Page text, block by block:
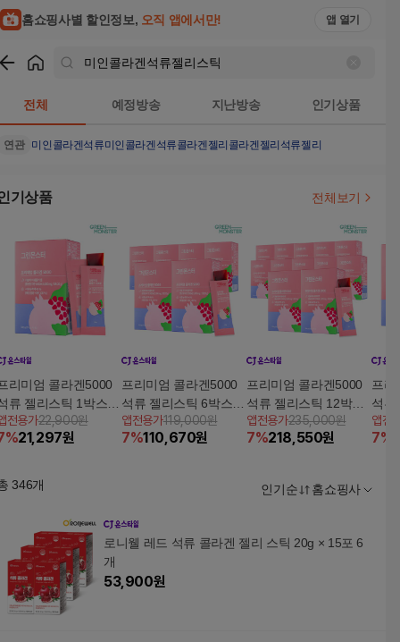
홈쇼핑사별 할인정보, 오직 앱에서만! 앱 열기
전체 예정방송 지난방송 인기상품
연관 미인콜라겐석류미인콜라겐 석류콜라겐젤리 콜라겐젤리 석류젤리
기상품 전체보기
리미엄 콜라겐5000
류 젤리스틱 1박스
일분)
전용가22,900원
%21,297원
프리미엄 콜라겐5000
석류 젤리스틱 6박스
(3개월분)
앱전용가119,000원
7%110,670원
프리미엄 콜라겐5000
석류 젤리스틱 12박스
(6개월분)
앱전용가235,000원
7%218,550원
프리
석류
(1개
앱전
7%
346개 인기순 홈쇼핑사
로니웰 레드 석류 콜라겐 젤리 스틱 20g × 15포 6
개
53,900원